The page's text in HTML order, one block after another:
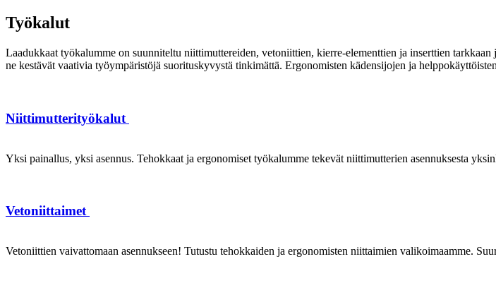
Työkalut
Laadukkaat työkalumme on suunniteltu niittimuttereiden, vetoniittien, kierre-elementtien ja inserttien
ne kestävät vaativia työympäristöjä suorituskyvystä tinkimättä. Ergonomisten kädensijojen ja
Niittimutterityökalut
Yksi painallus, yksi asennus. Tehokkaat ja ergonomiset työkalumme tekevät niittimutterien asennuksesta
Vetoniittaimet
Vetoniittien vaivattomaan asennukseen! Tutustu tehokkaiden ja ergonomisten niittaimien valikoimaamme.